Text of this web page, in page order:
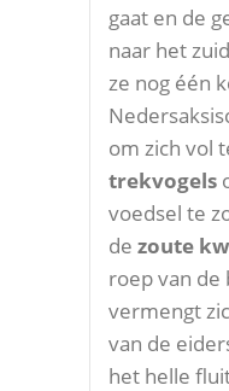
gaat en de
naar het
ze nog één
om zich vol
trekvogels
voedsel te
de zoute
roep van de
vermengt
van de
het helle